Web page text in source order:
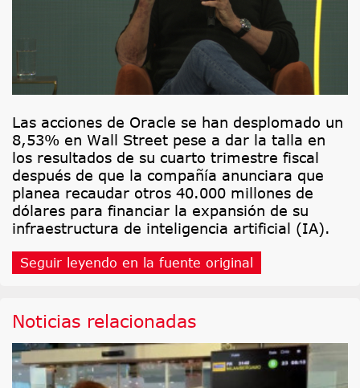
Las acciones de Oracle se han desplomado un
8,53% en Wall Street pese a dar la talla en
los resultados de su cuarto trimestre fiscal
después de que la compañía anunciara que
planea recaudar otros 40.000 millones de
dólares para financiar la expansión de su
infraestructura de inteligencia artificial (IA).
Seguir leyendo en la fuente original
Noticias relacionadas